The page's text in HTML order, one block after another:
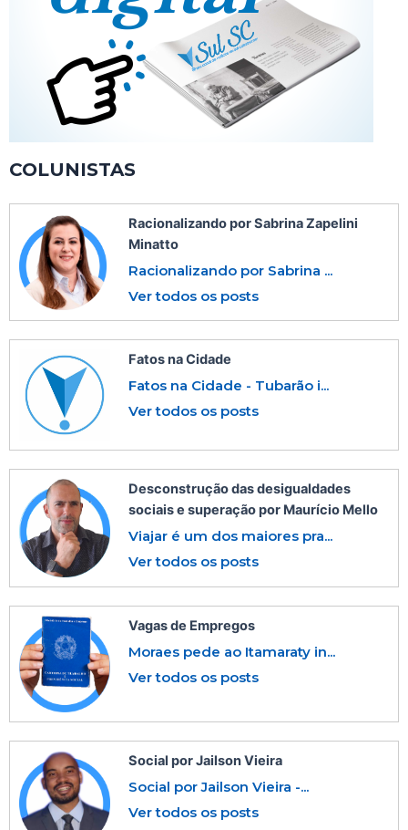
COLUNISTAS
Racionalizando por Sabrina Zapelini
Minatto
Racionalizando por Sabrina ...
Ver todos os posts
Fatos na Cidade
Fatos na Cidade - Tubarão i...
Ver todos os posts
Desconstrução das desigualdades
sociais e superação por Maurício Mello
Viajar é um dos maiores pra...
Ver todos os posts
Vagas de Empregos
Moraes pede ao Itamaraty in...
Ver todos os posts
Social por Jailson Vieira
Social por Jailson Vieira -...
Ver todos os posts